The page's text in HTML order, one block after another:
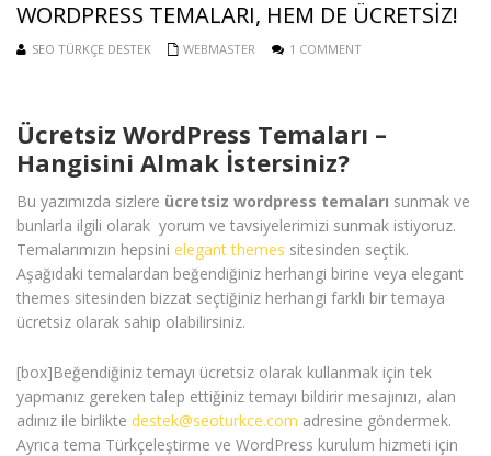
WORDPRESS TEMALARI, HEM DE ÜCRETSIZ!
SEO TÜRKÇE DESTEK WEBMASTER 1 COMMENT
Ücretsiz WordPress Temaları –
Hangisini Almak İstersiniz?
Bu yazımızda sizlere ücretsiz wordpress temaları sunmak ve
bunlarla ilgili olarak yorum ve tavsiyelerimizi sunmak istiyoruz.
Temalarımızın hepsini elegant themes sitesinden seçtik.
Aşağıdaki temalardan beğendiğiniz herhangi birine veya elegant
themes sitesinden bizzat seçtiğiniz herhangi farklı bir temaya
ücretsiz olarak sahip olabilirsiniz.
[box]Beğendiğiniz temayı ücretsiz olarak kullanmak için tek
yapmanız gereken talep ettiğiniz temayı bildirir mesajınızı, alan
adınız ile birlikte destek@seoturkce.com adresine göndermek.
Ayrıca tema Türkçeleştirme ve WordPress kurulum hizmeti için